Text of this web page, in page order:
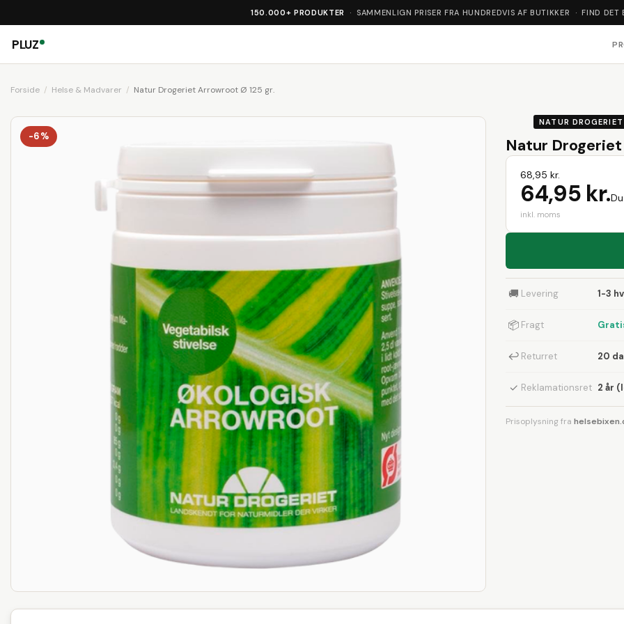
150.000+ PRODUKTER · SAMMENLIGN PRISER FRA HUNDREDVIS AF BUTIKKER · FIND DET
PLUZ
Forside Helse & Madvarer Natur Drogeriet Arrowroot Ø 125 gr.
-6%
NATUR DROGERIET
Natur
68,95 kr.
64,95 kr.
inkl. moms
🚚 Levering 1-3
📦 Fragt
↩ Returret 20
✓ Reklamationsret 2 år
Prisoplysning fra